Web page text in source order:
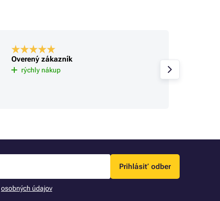
Overený zákazník
rýchly nákup
Prihlásiť odber
osobných údajov